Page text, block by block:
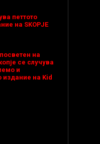
петтото
на SKOPJE
на
се случува
и
издание на Kid